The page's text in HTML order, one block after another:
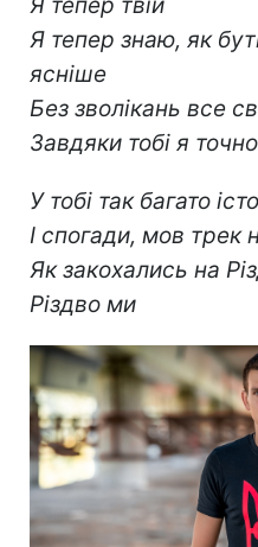
Я тепер знаю, як
ясніше
Без зволікань все
Завдяки тобі я
У тобі так багато
І спогади, мов трек
Як закохались на
Різдво ми